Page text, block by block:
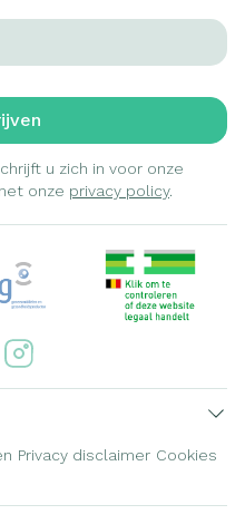
u zich in voor onze
onze privacy policy.
Privacy disclaimer Cookies